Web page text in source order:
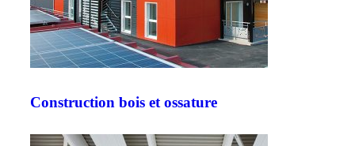
Construction bois et ossature